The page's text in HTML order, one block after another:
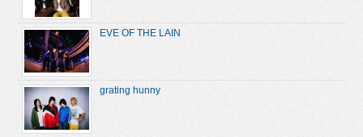
EVE OF THE LAIN
grating hunny